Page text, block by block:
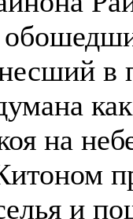
в
на
и